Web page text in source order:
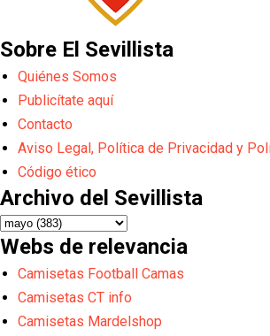
Sobre El Sevillista
Quiénes Somos
Publicítate aquí
Contacto
Aviso Legal, Política de Privacidad y
Código ético
Archivo del Sevillista
Webs de relevancia
Camisetas Football Camas
Camisetas CT info
Camisetas Mardelshop